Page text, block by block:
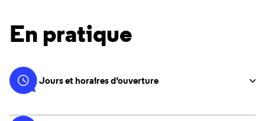
En pratique
Jours et horaires d’ouverture